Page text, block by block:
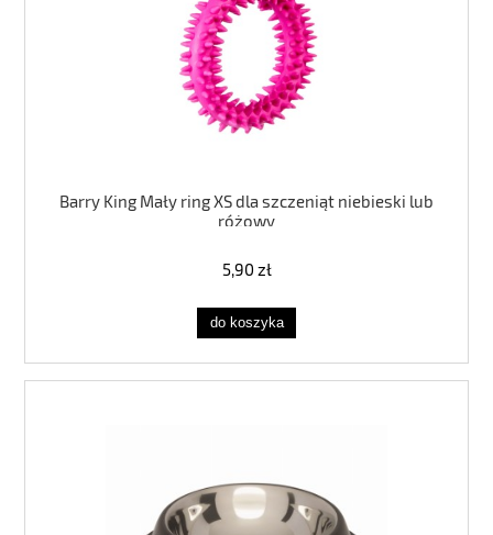
Barry King Mały ring XS dla szczeniąt niebieski lub
różowy
5,90 zł
do koszyka